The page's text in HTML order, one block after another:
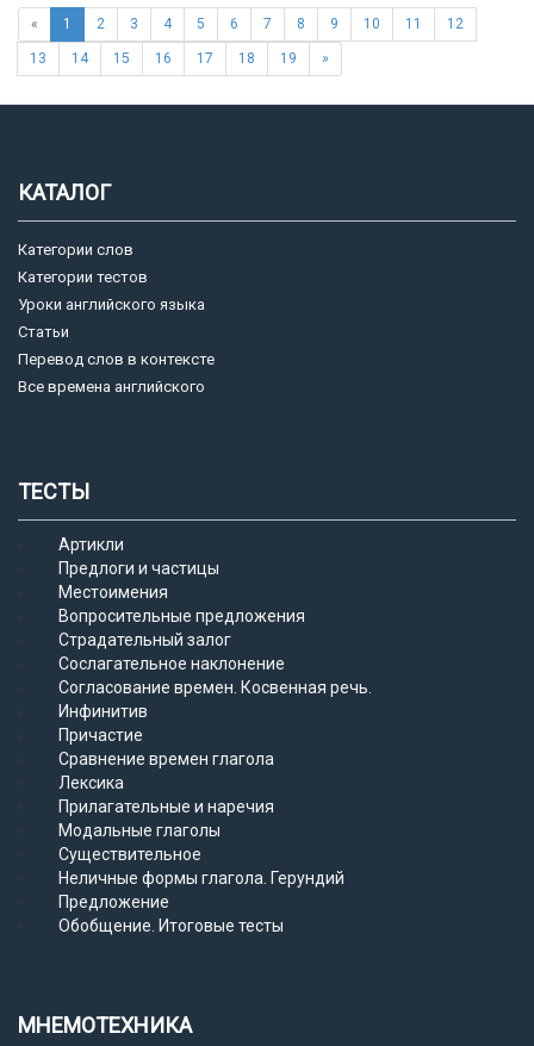
« 1 2 3 4 5 6 7 8 9 10 11 12
13 14 15 16 17 18 19 »
КАТАЛОГ
Категории слов
Категории тестов
Уроки английского языка
Статьи
Перевод слов в контексте
Все времена английского
ТЕСТЫ
Артикли
Предлоги и частицы
Местоимения
Вопросительные предложения
Страдательный залог
Сослагательное наклонение
Согласование времен. Косвенная речь.
Инфинитив
Причастие
Сравнение времен глагола
Лексика
Прилагательные и наречия
Модальные глаголы
Существительное
Неличные формы глагола. Герундий
Предложение
Обобщение. Итоговые тесты
МНЕМОТЕХНИКА